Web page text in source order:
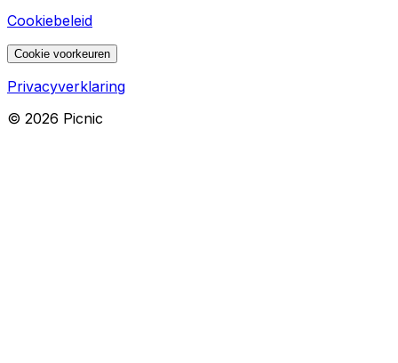
Cookiebeleid
Cookie voorkeuren
Privacyverklaring
© 2026 Picnic